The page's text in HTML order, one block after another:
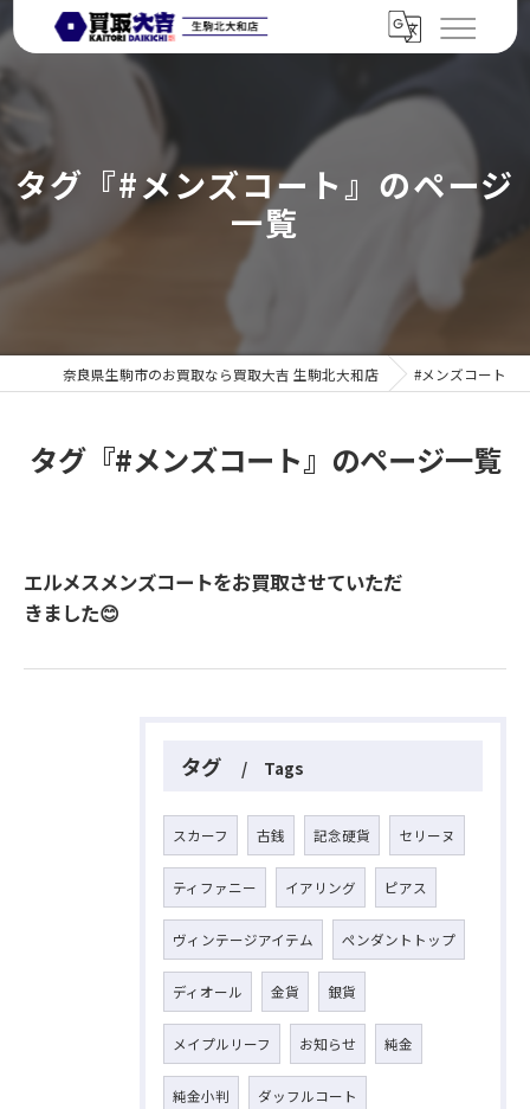
タグ『#メンズコート』のページ
一覧
奈良県生駒市のお買取なら買取大吉 生駒北大和店 #メンズコート
タグ『#メンズコート』のページ一覧
エルメスメンズコートをお買取させていただ
きました😊
タグ Tags
スカーフ 古銭 記念硬貨 セリーヌ
ティファニー イアリング ピアス
ヴィンテージアイテム ペンダントトップ
ディオール 金貨 銀貨
メイプルリーフ お知らせ 純金
純金小判 ダッフルコート